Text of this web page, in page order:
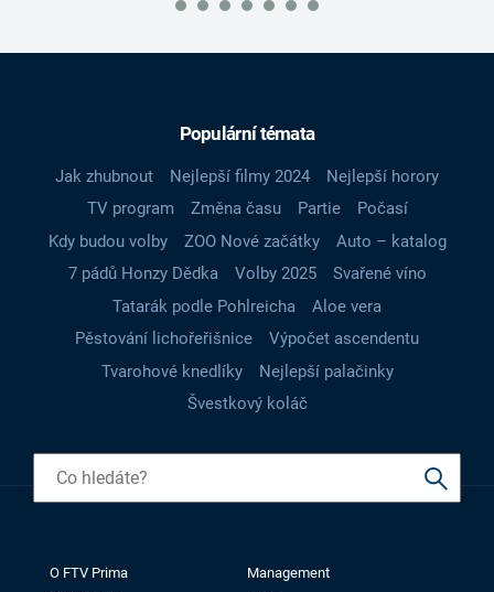
Populární témata
Jak zhubnout Nejlepší filmy 2024
Nejlepší horory
TV program
Změna času Partie
Počasí
Kdy budou volby
ZOO Nové začátky
Auto – katalog
7 pádů Honzy Dědka
Volby 2025
Svařené víno
Tatarák podle Pohlreicha
Aloe vera
Pěstování lichořeřišnice
Výpočet ascendentu
Tvarohové knedlíky
Nejlepší palačinky
Švestkový koláč
O FTV Prima
Management